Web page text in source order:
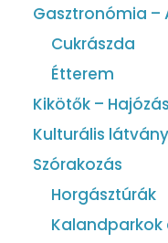
Gasztronómia –
Cukrászda
Étterem
Kikötők –
Kulturális
Szórakozás
Horgásztúrák
Kalandparkok